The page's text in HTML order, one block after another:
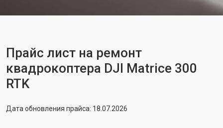
Прайс лист на ремонт
квадрокоптера DJI Matrice 300
RTK
Дата обновления прайса: 18.07.2026